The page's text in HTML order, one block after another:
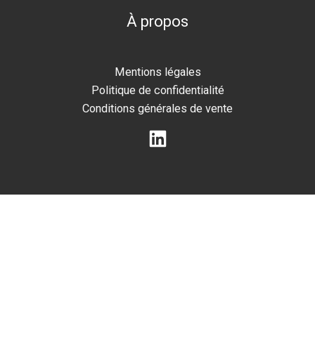
À propos
Mentions légales
Politique de confidentialité
Conditions générales de vente